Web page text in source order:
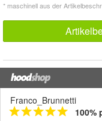
* maschinell aus der
Franco_Brunnetti
100%